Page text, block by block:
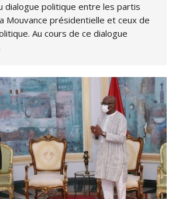
dialogue politique entre les partis
Mouvance présidentielle et ceux de
Au cours de ce dialogue